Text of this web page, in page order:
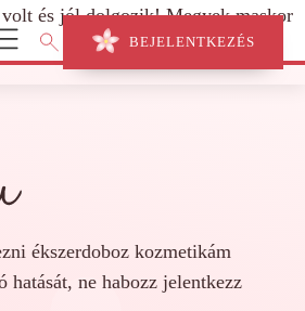
BEJELENTKEZÉS
és jól dolgozik! Megyek maskor
ékszerdoboz kozmetikám
hatását, ne habozz jelentkezz